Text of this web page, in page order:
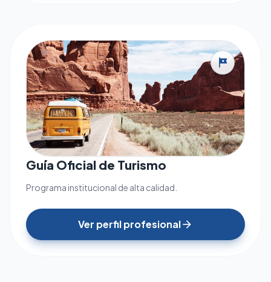
tour
Guía Oficial de Turismo
Programa institucional de alta calidad.
Ver perfil profesionalarrow_forward